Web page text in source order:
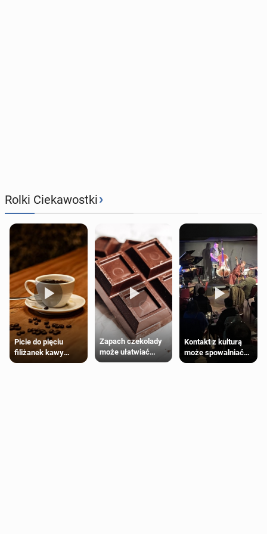
Rolki Ciekawostki›
Picie do pięciu
filiżanek kawy
dziennie jest
Zapach czekolady
może ułatwiać
trening siłowy
Kontakt z kulturą
może spowalniać
starzenie